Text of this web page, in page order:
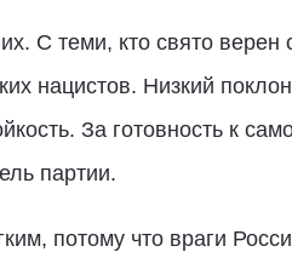
С теми, кто свято верен
нацистов. Низкий
За готовность к
партии.
потому что враги